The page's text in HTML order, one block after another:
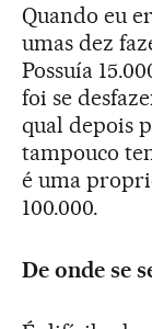
Quando eu
umas dez
Possuía
foi se
qual depois
tampouco
é uma
100.000.
De onde se